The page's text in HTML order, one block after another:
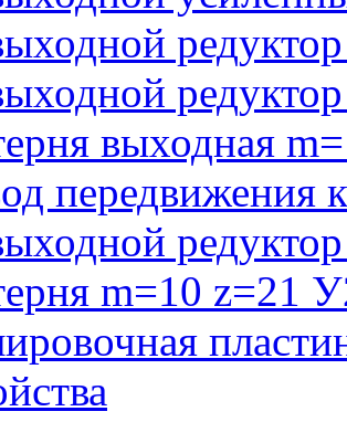
выходная
передвижения
m=10 z=21